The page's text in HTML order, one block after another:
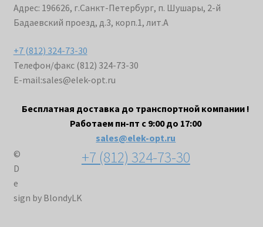
Адрес: 196626, г.Санкт-Петербург, п. Шушары, 2-й
Бадаевский проезд, д.3, корп.1, лит.А
+7 (812) 324-73-30
Телефон/факс (812) 324-73-30
E-mail:sales@elek-opt.ru
Бесплатная доставка до транспортной компании !
Работаем пн-пт с 9:00 до 17:00
sales@elek-opt.ru
+7 (812) 324-73-30
©
D
e
sign by BlondyLK